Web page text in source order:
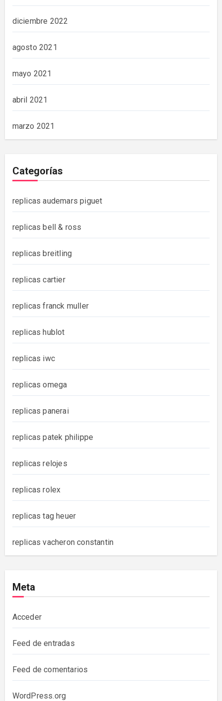
diciembre 2022
agosto 2021
mayo 2021
abril 2021
marzo 2021
Categorías
replicas audemars piguet
replicas bell & ross
replicas breitling
replicas cartier
replicas franck muller
replicas hublot
replicas iwc
replicas omega
replicas panerai
replicas patek philippe
replicas relojes
replicas rolex
replicas tag heuer
replicas vacheron constantin
Meta
Acceder
Feed de entradas
Feed de comentarios
WordPress.org